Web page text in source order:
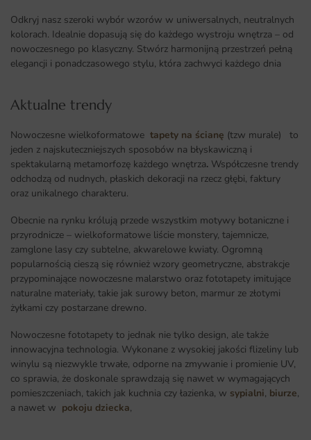
Odkryj nasz szeroki wybór wzorów w uniwersalnych, neutralnych
kolorach. Idealnie dopasują się do każdego wystroju wnętrza – od
nowoczesnego po klasyczny. Stwórz harmonijną przestrzeń pełną
elegancji i ponadczasowego stylu, która zachwyci każdego dnia
Aktualne trendy​
Nowoczesne wielkoformatowe tapety na ścianę (tzw murale) to
jeden z najskuteczniejszych sposobów na błyskawiczną i
spektakularną metamorfozę każdego wnętrza. Współczesne trendy
odchodzą od nudnych, płaskich dekoracji na rzecz głębi, faktury
oraz unikalnego charakteru.
Obecnie na rynku królują przede wszystkim motywy botaniczne i
przyrodnicze – wielkoformatowe liście monstery, tajemnicze,
zamglone lasy czy subtelne, akwarelowe kwiaty. Ogromną
popularnością cieszą się również wzory geometryczne, abstrakcje
przypominające nowoczesne malarstwo oraz fototapety imitujące
naturalne materiały, takie jak surowy beton, marmur ze złotymi
żyłkami czy postarzane drewno.
Nowoczesne fototapety to jednak nie tylko design, ale także
innowacyjna technologia. Wykonane z wysokiej jakości flizeliny lub
winylu są niezwykle trwałe, odporne na zmywanie i promienie UV,
co sprawia, że doskonale sprawdzają się nawet w wymagających
pomieszczeniach, takich jak kuchnia czy łazienka, w sypialni, biurze,
a nawet w pokoju dziecka,